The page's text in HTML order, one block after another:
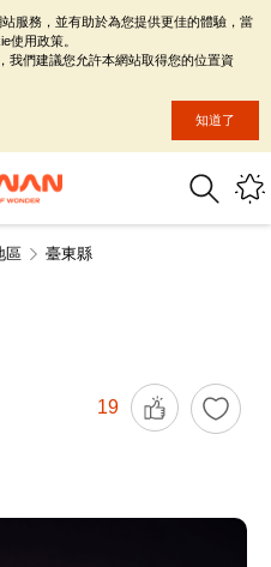
區 臺東縣
19
服務，並有助於為您提供更佳的體驗，當
使用政策。
我們建議您允許本網站取得您的位置資
知道了